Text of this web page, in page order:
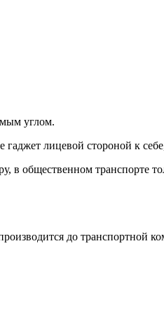
углом.
лицевой стороной к
в общественном транспорте
до транспортной